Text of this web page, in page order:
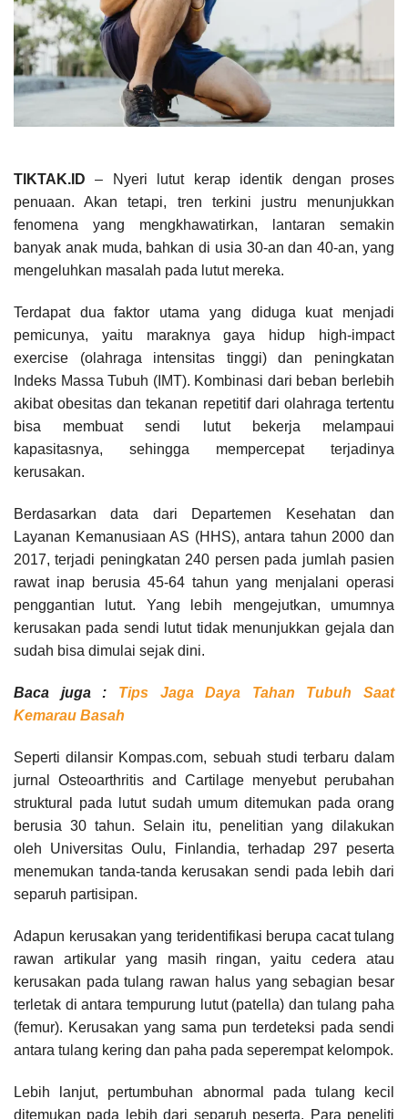
TIKTAK.ID – Nyeri lutut kerap identik dengan proses
penuaan. Akan tetapi, tren terkini justru menunjukkan
fenomena yang mengkhawatirkan, lantaran semakin
banyak anak muda, bahkan di usia 30-an dan 40-an, yang
mengeluhkan masalah pada lutut mereka.
Terdapat dua faktor utama yang diduga kuat menjadi
pemicunya, yaitu maraknya gaya hidup high-impact
exercise (olahraga intensitas tinggi) dan peningkatan
Indeks Massa Tubuh (IMT). Kombinasi dari beban berlebih
akibat obesitas dan tekanan repetitif dari olahraga tertentu
bisa membuat sendi lutut bekerja melampaui
kapasitasnya, sehingga mempercepat terjadinya
kerusakan.
Berdasarkan data dari Departemen Kesehatan dan
Layanan Kemanusiaan AS (HHS), antara tahun 2000 dan
2017, terjadi peningkatan 240 persen pada jumlah pasien
rawat inap berusia 45-64 tahun yang menjalani operasi
penggantian lutut. Yang lebih mengejutkan, umumnya
kerusakan pada sendi lutut tidak menunjukkan gejala dan
sudah bisa dimulai sejak dini.
Baca juga : Tips Jaga Daya Tahan Tubuh Saat
Kemarau Basah
Seperti dilansir Kompas.com, sebuah studi terbaru dalam
jurnal Osteoarthritis and Cartilage menyebut perubahan
struktural pada lutut sudah umum ditemukan pada orang
berusia 30 tahun. Selain itu, penelitian yang dilakukan
oleh Universitas Oulu, Finlandia, terhadap 297 peserta
menemukan tanda-tanda kerusakan sendi pada lebih dari
separuh partisipan.
Adapun kerusakan yang teridentifikasi berupa cacat tulang
rawan artikular yang masih ringan, yaitu cedera atau
kerusakan pada tulang rawan halus yang sebagian besar
terletak di antara tempurung lutut (patella) dan tulang paha
(femur). Kerusakan yang sama pun terdeteksi pada sendi
antara tulang kering dan paha pada seperempat kelompok.
Lebih lanjut, pertumbuhan abnormal pada tulang kecil
ditemukan pada lebih dari separuh peserta. Para peneliti